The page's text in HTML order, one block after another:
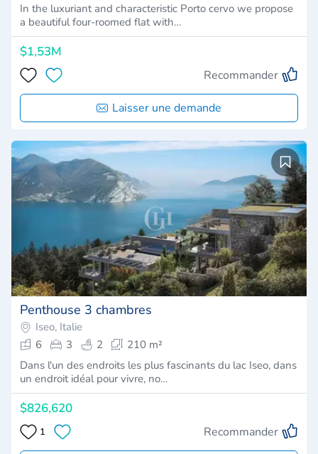
In the luxuriant and characteristic Porto cervo we propose
a beautiful four-roomed flat with…
$1,53M
Recommander
Laisser une demande
Penthouse 3 chambres
Iseo, Italie
6
3 2
210 m²
Dans l'un des endroits les plus fascinants du lac Iseo, dans
un endroit idéal pour vivre, no…
$826,620
1 Recommander